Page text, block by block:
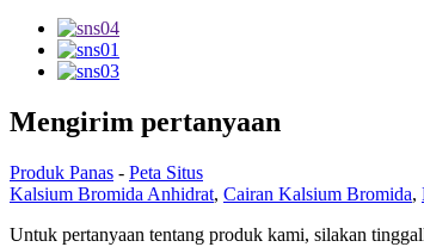
Mengirim pertanyaan
Produk Panas - Peta Situs
Kalsium Bromida Anhidrat, Cairan Kalsium Bromida,
Untuk pertanyaan tentang produk kami, silakan